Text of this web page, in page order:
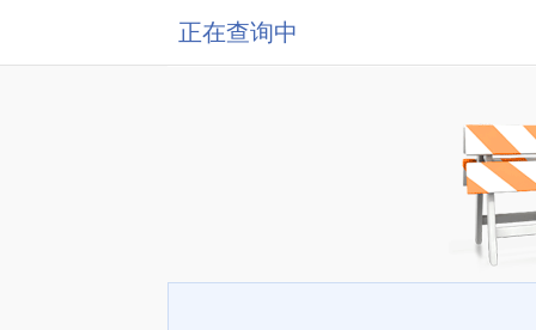
正在查询中